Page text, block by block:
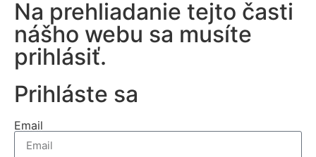
Na prehliadanie tejto časti
nášho webu sa musíte
prihlásiť.
Prihláste sa
Email